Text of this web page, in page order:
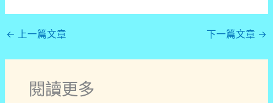
← 上一篇文章 下一篇文章 →
閱讀更多